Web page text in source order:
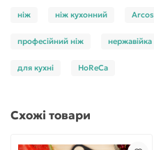
ніж ніж кухонний Arcos
професійний ніж нержавійка
для кухні HoReCa
Схожі товари